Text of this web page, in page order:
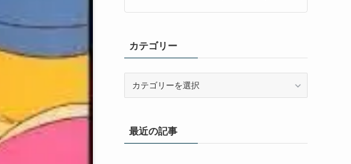
カテゴリー
ー最近の記事